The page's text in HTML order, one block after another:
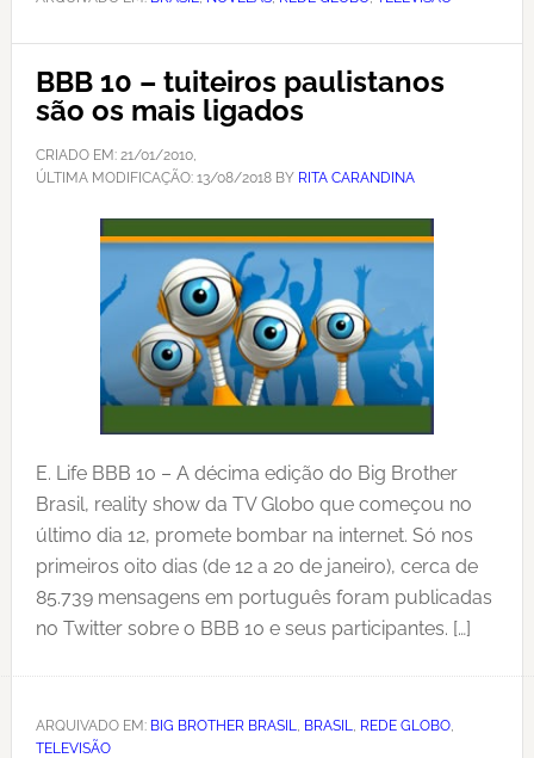
BBB 10 – tuiteiros paulistanos
são os mais ligados
CRIADO EM: 21/01/2010,
ÚLTIMA MODIFICAÇÃO: 13/08/2018BY RITA CARANDINA
E. Life BBB 10 – A décima edição do Big Brother
Brasil, reality show da TV Globo que começou no
último dia 12, promete bombar na internet. Só nos
primeiros oito dias (de 12 a 20 de janeiro), cerca de
85.739 mensagens em português foram publicadas
no Twitter sobre o BBB 10 e seus participantes. […]
ARQUIVADO EM: BIG BROTHER BRASIL BRASIL REDE GLOBO,
TELEVISÃO